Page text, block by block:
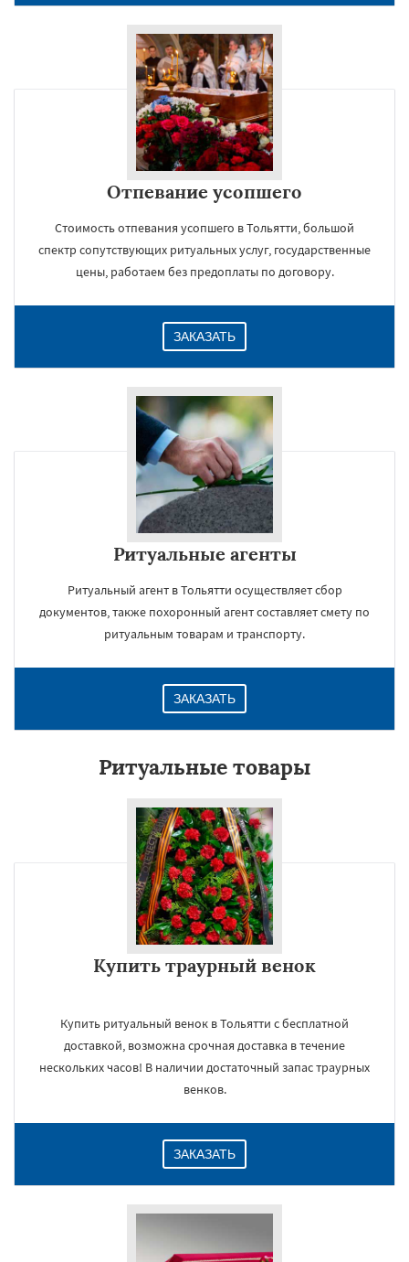
Отпевание усопшего
Стоимость отпевания усопшего в Тольятти, большой
спектр сопутствующих ритуальных услуг, государственные
цены, работаем без предоплаты по договору.
ЗАКАЗАТЬ
Ритуальные агенты
Ритуальный агент в Тольятти осуществляет сбор
документов, также похоронный агент составляет смету по
ритуальным товарам и транспорту.
ЗАКАЗАТЬ
Ритуальные товары
Купить траурный венок
Купить ритуальный венок в Тольятти с бесплатной
доставкой, возможна срочная доставка в течение
нескольких часов! В наличии достаточный запас траурных
венков.
ЗАКАЗАТЬ